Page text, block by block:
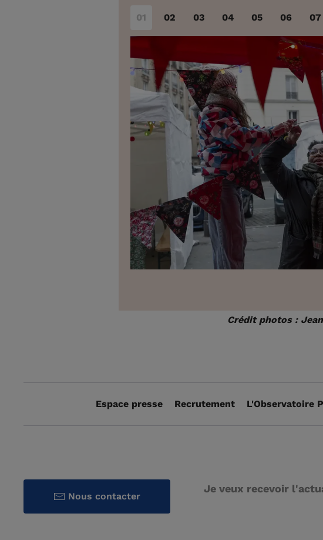
01 02 03 04 05 06 07
Crédit photos :
Espace presse Recrutement L'Observatoire
Nous contacter
Je veux recevoir